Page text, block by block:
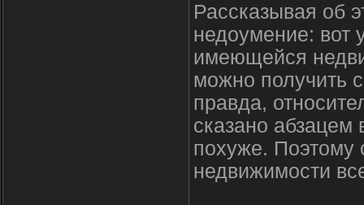
Рассказывая об
недоумение: вот
имеющейся
можно получить
правда,
сказано
похуже. Поэтому
недвижимости